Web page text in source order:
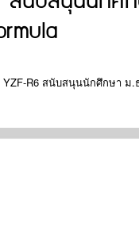
R6 สนับสนุนนักศึกษา ม.